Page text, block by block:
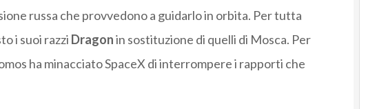
russa che provvedono a guidarlo in orbita. Per tutta
i suoi razzi Dragonin sostituzione di quelli di Mosca. Per
ha minacciato SpaceX di interrompere i rapporti che